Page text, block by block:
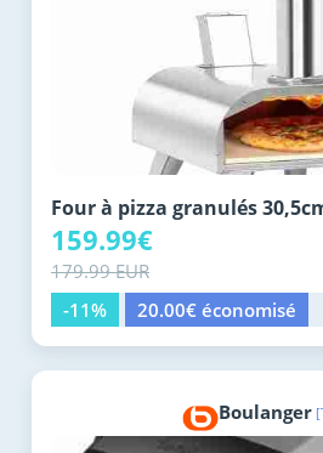
Four à pizza granulés
159.99€
179.99 EUR
-11%
20.00€ économisé
Boulanger